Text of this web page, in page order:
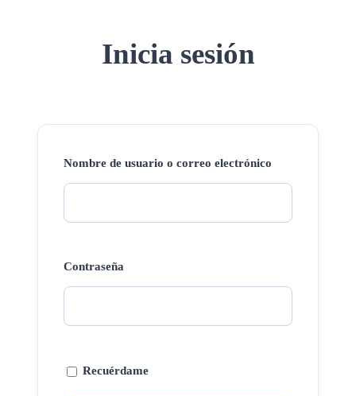
Inicia sesión
Nombre de usuario o correo electrónico
Contraseña
Recuérdame